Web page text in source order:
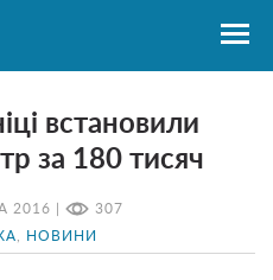
2016 | 307
НОВИНИ
встановили
за 180 тисяч